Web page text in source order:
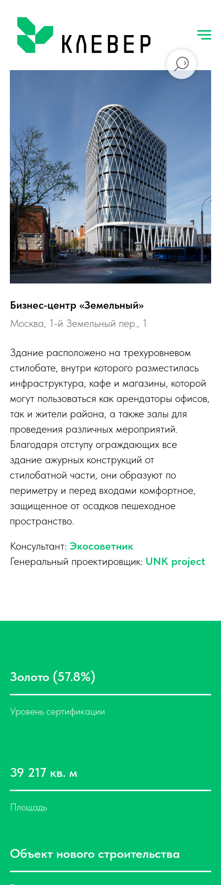
Бизнес-центр «Земельный»
Москва, 1-й Земельный пер., 1
Здание расположено на трехуровневом
стилобате, внутри которого разместилась
инфраструктура, кафе и магазины, которой
могут пользоваться как арендаторы офисов,
так и жители района, а также залы для
проведения различных мероприятий.
Благодаря отступу ограждающих все
здание ажурных конструкций от
стилобатной части, они образуют по
периметру и перед входами комфортное,
защищенное от осадков пешеходное
пространство.
Консультант: Экосоветник
Генеральный проектировщик: UNK project
Золото (57.8%)
Уровень сертификации
39 217 кв. м
Площадь
Объект нового строительства